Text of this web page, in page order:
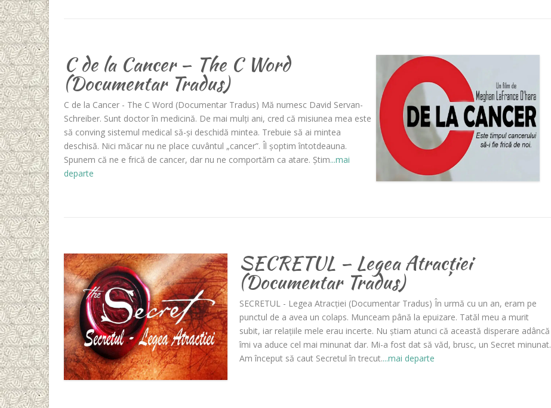
C de la Cancer – The C Word
(Documentar Tradus)
C de la Cancer - The C Word (Documentar Tradus) Mă numesc David Servan-
Schreiber. Sunt doctor în medicină. De mai mulți ani, cred că misiunea mea este
să conving sistemul medical să-și deschidă mintea. Trebuie să ai mintea
deschisă. Nici măcar nu ne place cuvântul „cancer”. Îl șoptim întotdeauna.
Spunem că ne e frică de cancer, dar nu ne comportăm ca atare. Știm...mai
departe
SECRETUL – Legea Atracției
(Documentar Tradus)
SECRETUL - Legea Atracției (Documentar Tradus) În urmă cu un an, eram pe
punctul de a avea un colaps. Munceam până la epuizare. Tatăl meu a murit
subit, iar relațiile mele erau incerte. Nu știam atunci că această disperare adâncă
îmi va aduce cel mai minunat dar. Mi-a fost dat să văd, brusc, un Secret minunat.
Am început să caut Secretul în trecut....mai departe